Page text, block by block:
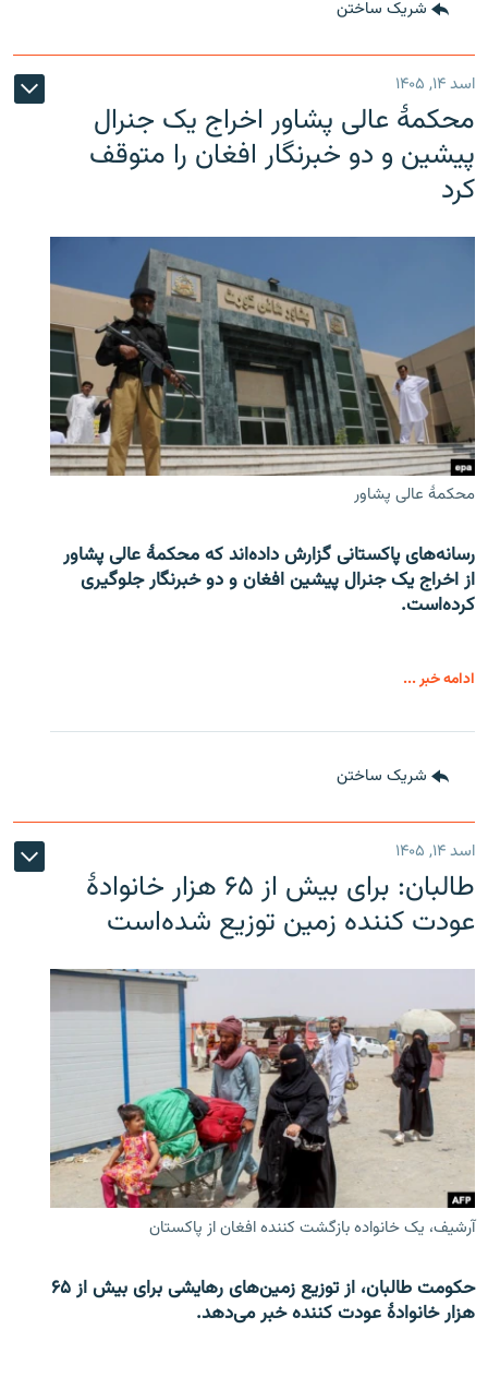
شریک ساختن
اسد ۱۴, ۱۴۰۵
محکمۀ عالی پشاور اخراج یک جنرال
پیشین و دو خبرنگار افغان را متوقف
کرد
محکمۀ عالی پشاور
رسانه‌های پاکستانی گزارش داده‌اند که محکمۀ عالی پشاور
از اخراج یک جنرال پیشین افغان و دو خبرنگار جلوگیری
کرده‌است.
ادامه خبر ...
شریک ساختن
اسد ۱۴, ۱۴۰۵
طالبان: برای بیش از ۶۵ هزار خانوادۀ
عودت کننده زمین توزیع شده‌است
آرشیف، یک خانواده بازگشت کننده افغان از پاکستان
حکومت طالبان، از توزیع زمین‌های رهایشی برای بیش از ۶۵
هزار خانوادۀ عودت کننده خبر می‌دهد.